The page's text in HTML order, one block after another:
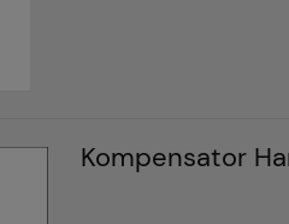
Kompensator